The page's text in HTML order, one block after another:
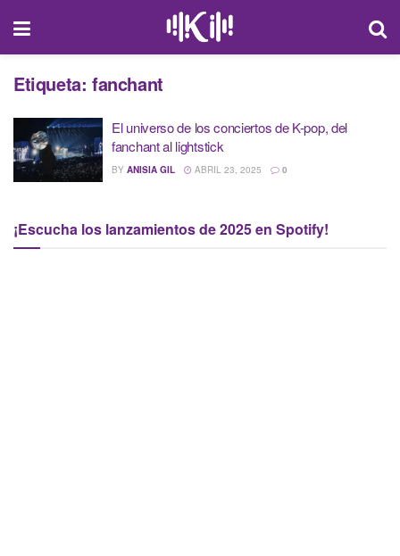
Etiqueta: fanchant
El universo de los conciertos de K-pop, del
fanchant al lightstick
BY ANISIA GIL ABRIL 23, 2025 0
¡Escucha los lanzamientos de 2025 en Spotify!